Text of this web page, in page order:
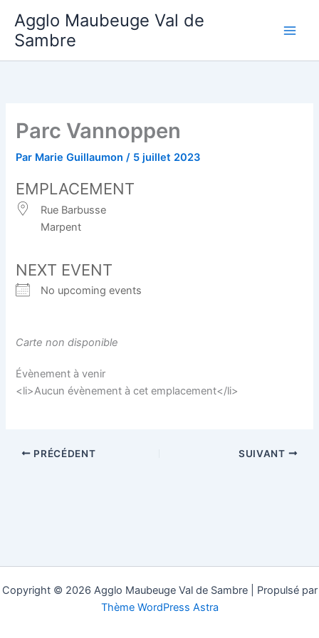
contenu
Agglo Maubeuge Val de
Sambre
Parc Vannoppen
Par Marie Guillaumon/ 5 juillet 2023
EMPLACEMENT
Rue Barbusse
Marpent
NEXT EVENT
No upcoming events
Carte non disponible
Évènement à venir
<li>Aucun évènement à cet emplacement</li>
PRÉCÉDENT SUIVANT
Copyright © 2026 Agglo Maubeuge Val de Sambre | Propulsé par
Thème WordPress Astra